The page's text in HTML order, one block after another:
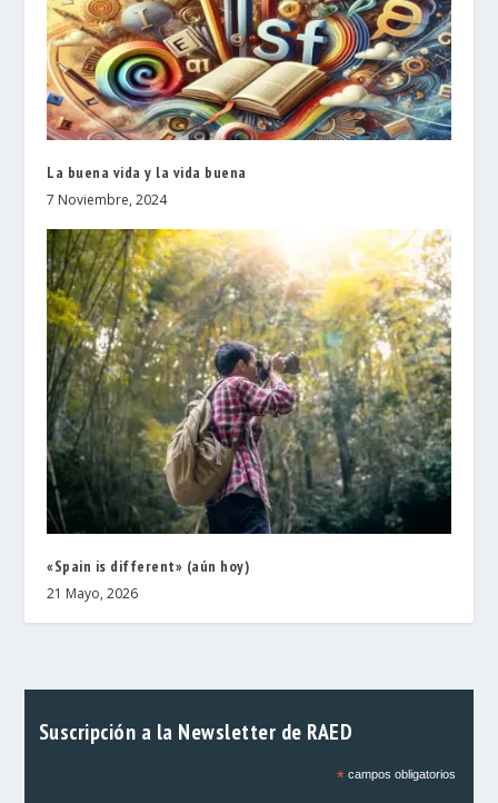
La buena vida y la vida buena
7 Noviembre, 2024
«Spain is different» (aún hoy)
21 Mayo, 2026
Suscripción a la Newsletter de RAED
*campos obligatorios